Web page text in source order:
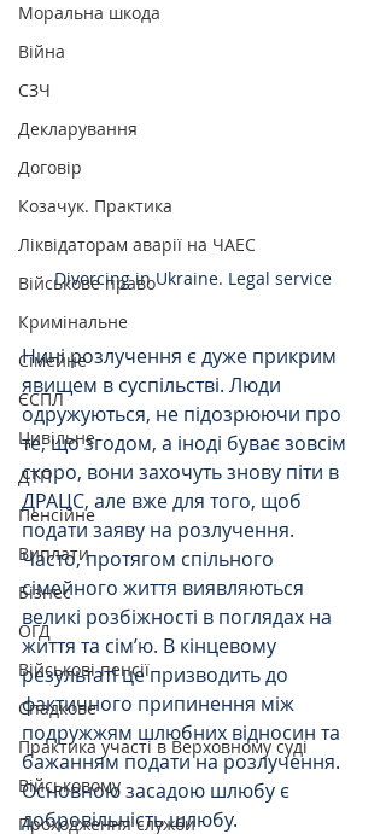
Моральна шкода
Війна
СЗЧ
Декларування
Договір
Козачук. Практика
Ліквідаторам аварії на ЧАЕС
Військове право
Кримінальне
Сімейне
ЄСПЛ
Цивільне
ДТП
Пенсійне
Виплати
Бізнес
ОГД
Військові пенсії
Спадкове
Практика участі в Верховному суді
Військовому
Проходження служби
Divorcing in Ukraine. Legal service
Нині розлучення є дуже прикрим
явищем в суспільстві. Люди
одружуються, не підозрюючи про
те, що згодом, а іноді буває зовсім
скоро, вони захочуть знову піти в
ДРАЦС, але вже для того, щоб
подати заяву на розлучення.
Часто, протягом спільного
сімейного життя виявляються
великі розбіжності в поглядах на
життя та сім’ю. В кінцевому
результаті це призводить до
фактичного припинення між
подружжям шлюбних відносин та
бажанням подати на розлучення.
Основною засадою шлюбу є
добровільність шлюбу.